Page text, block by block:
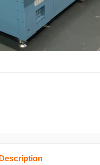
Description